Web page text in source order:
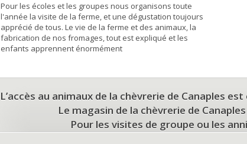
Pour les écoles et les groupes nous organisons toute
l'année la visite de la ferme, et une dégustation toujours
apprécié de tous. Le vie de la ferme et des animaux, la
fabrication de nos fromages, tout est expliqué et les
enfants apprennent énormément
L’accès au animaux de la chèvrerie de Canaples
Le magasin de la chèvrerie de
Pour les visites de groupe ou les